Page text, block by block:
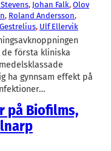
, Johan Falk, Olov
, Roland Andersson
, Ulf Ellervik
första kliniska
ha gynnsam effekt på
på Biofilms,